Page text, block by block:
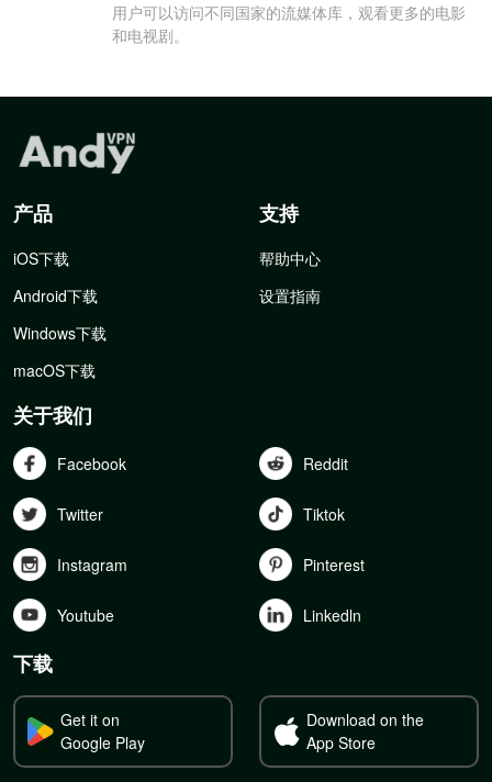
用户可以访问不同国家的流媒体库，观看更多的电影
和电视剧。
产品
iOS下载
Android下载
Windows下载
macOS下载
支持
帮助中心
设置指南
关于我们
Facebook Reddit
Twitter Tiktok
Instagram Pinterest
Youtube Linkedln
下载
Get it on
Google Play
Download on the
App Store